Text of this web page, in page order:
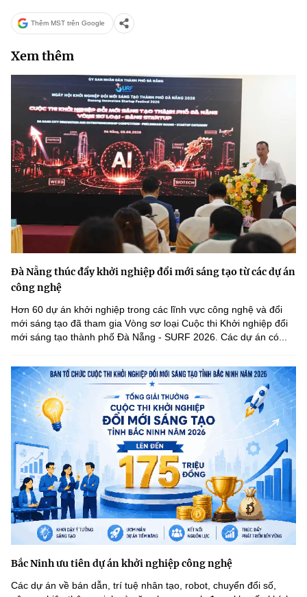
Thêm MST trên Google
Xem thêm
Đà Nẵng thúc đẩy khởi nghiệp đổi mới sáng tạo từ các dự án
công nghệ
Hơn 60 dự án khởi nghiệp trong các lĩnh vực công nghệ và đổi
mới sáng tạo đã tham gia Vòng sơ loại Cuộc thi Khởi nghiệp đổi
mới sáng tạo thành phố Đà Nẵng - SURF 2026. Các dự án có...
Bắc Ninh ưu tiên dự án khởi nghiệp công nghệ
Các dự án về bán dẫn, trí tuệ nhân tạo, robot, chuyển đổi số,